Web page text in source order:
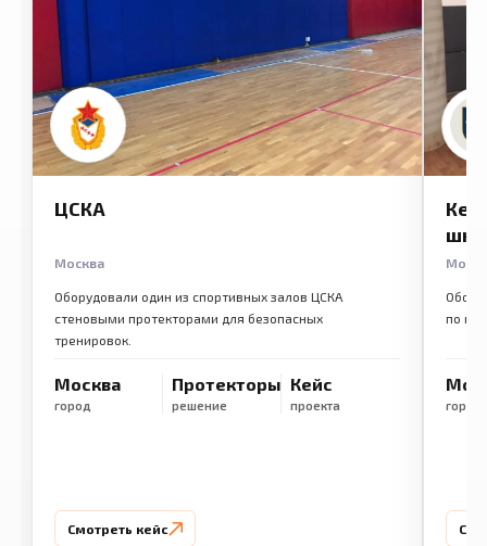
ЦСКА
Москва
Оборудовали один из спортивных залов ЦСКА
стеновыми протекторами для безопасных
тренировок.
Москва
город
Протекторы
решение
Кейс
проекта
Смотреть кейс
по
город